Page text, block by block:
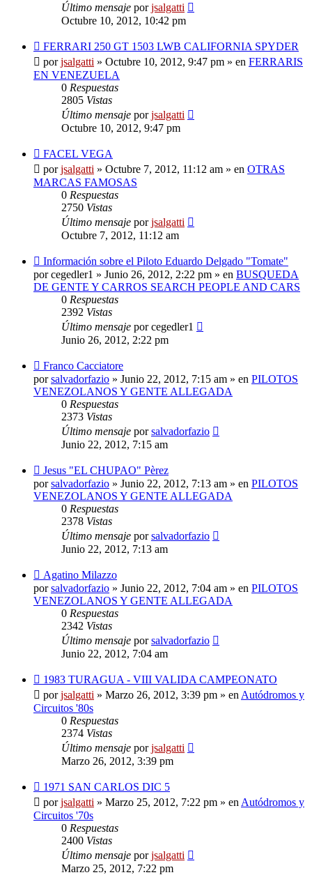
Último mensaje porjsalgatti
Octubre 10, 2012, 10:42 pm
Nuevo
mensaje
FERRARI 250 GT 1503 LWB CALIFORNIA SPYDER
porjsalgatti » Octubre 10, 2012, 9:47 pm » en FERRARIS
EN VENEZUELA
0 Respuestas
2805 Vistas
Último mensaje porjsalgatti
Octubre 10, 2012, 9:47 pm
Nuevo
mensaje
FACEL VEGA
porjsalgatti » Octubre 7, 2012, 11:12 am » en OTRAS
MARCAS FAMOSAS
0 Respuestas
2750 Vistas
Último mensaje porjsalgatti
Octubre 7, 2012, 11:12 am
Nuevo
mensaje
Información sobre el Piloto Eduardo Delgado "Tomate"
porcegedler1 » Junio 26, 2012, 2:22 pm » en BUSQUEDA
DE GENTE Y CARROS SEARCH PEOPLE AND CARS
0 Respuestas
2392 Vistas
Último mensaje porcegedler1
Junio 26, 2012, 2:22 pm
Nuevo
mensaje
Franco Cacciatore
porsalvadorfazio » Junio 22, 2012, 7:15 am » en PILOTOS
VENEZOLANOS Y GENTE ALLEGADA
0 Respuestas
2373 Vistas
Último mensaje porsalvadorfazio
Junio 22, 2012, 7:15 am
Nuevo
mensaje
Jesus "EL CHUPAO" Pèrez
porsalvadorfazio » Junio 22, 2012, 7:13 am » en PILOTOS
VENEZOLANOS Y GENTE ALLEGADA
0 Respuestas
2378 Vistas
Último mensaje porsalvadorfazio
Junio 22, 2012, 7:13 am
Nuevo
mensaje
Agatino Milazzo
porsalvadorfazio » Junio 22, 2012, 7:04 am » en PILOTOS
VENEZOLANOS Y GENTE ALLEGADA
0 Respuestas
2342 Vistas
Último mensaje porsalvadorfazio
Junio 22, 2012, 7:04 am
Nuevo
mensaje
1983 TURAGUA - VIII VALIDA CAMPEONATO
porjsalgatti » Marzo 26, 2012, 3:39 pm » en Autódromos y
Circuitos '80s
0 Respuestas
2374 Vistas
Último mensaje porjsalgatti
Marzo 26, 2012, 3:39 pm
Nuevo
mensaje
1971 SAN CARLOS DIC 5
porjsalgatti » Marzo 25, 2012, 7:22 pm » en Autódromos y
Circuitos '70s
0 Respuestas
2400 Vistas
Último mensaje porjsalgatti
Marzo 25, 2012, 7:22 pm